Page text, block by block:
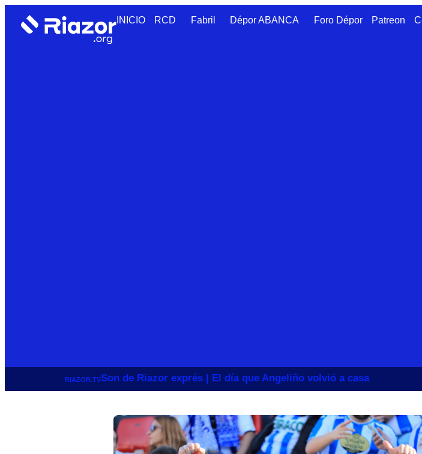
INICIO RCD Fabril Dépor ABANCA Foro Dépor Patreon
RIAZOR.TVSon de Riazor exprés | El día que Angeliño volvió a casa